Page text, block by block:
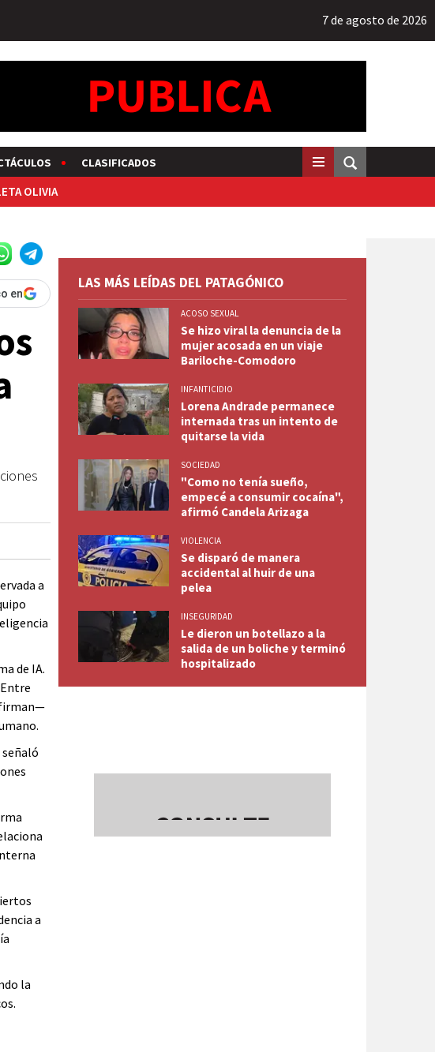
7 de agosto de 2026
CLASIFICADOS
OLIVIA
en
a
de IA.
a
la
LAS MÁS LEÍDAS DEL PATAGÓNICO
ACOSO SEXUAL
Se hizo viral la denuncia de la
mujer acosada en un viaje
Bariloche-Comodoro
INFANTICIDIO
Lorena Andrade permanece
internada tras un intento de
quitarse la vida
SOCIEDAD
"Como no tenía sueño,
empecé a consumir cocaína",
afirmó Candela Arizaga
VIOLENCIA
Se disparó de manera
accidental al huir de una
pelea
INSEGURIDAD
Le dieron un botellazo a la
salida de un boliche y terminó
hospitalizado